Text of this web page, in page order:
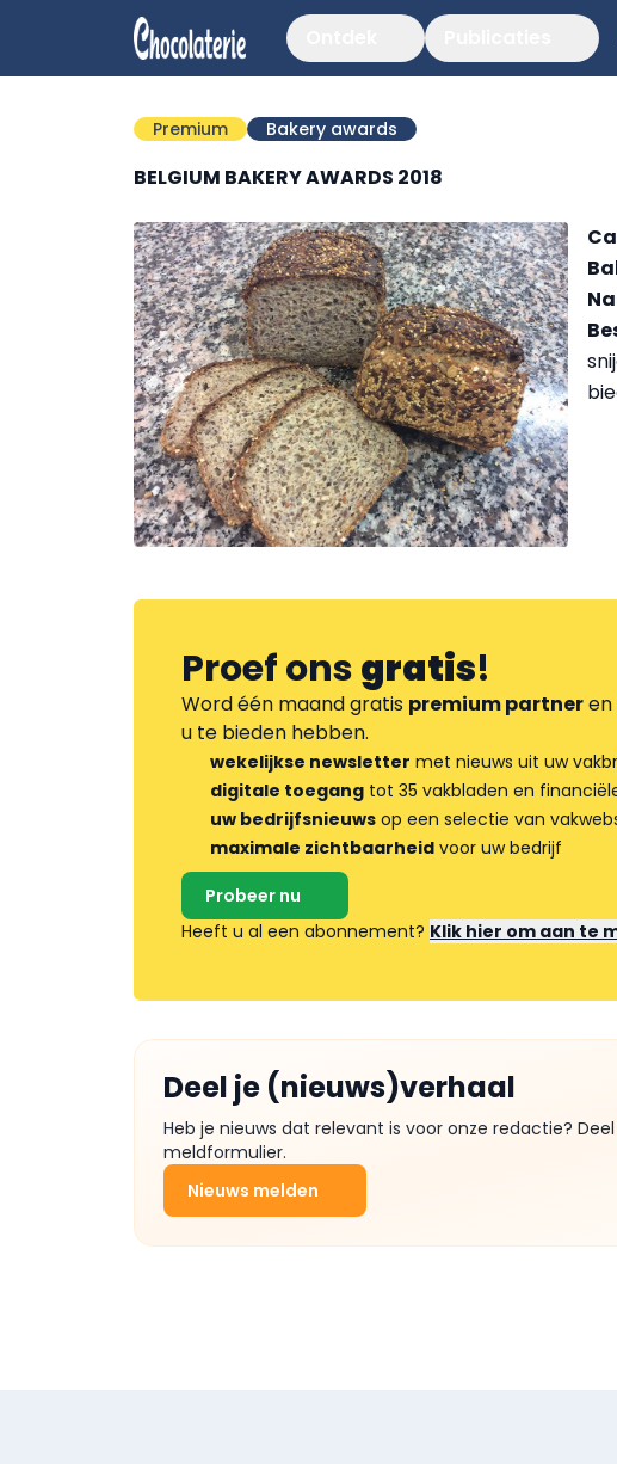
Premium Bakery awards
BELGIUM BAKERY AWARDS 2018
Proef onsgratis!
Word één maand gratis premium partneren
u te bieden hebben.
wekelijkse newsletter met nieuws uit uw
digitale toegang tot 35 vakbladen en
uw bedrijfsnieuws op een selectie van
maximale zichtbaarheid voor uw bedrijf
Probeer nu
Heeft u al een abonnement? Klik hier om aan te
Deel je (nieuws)verhaal
Heb je nieuws dat relevant is voor onze redactie?
meldformulier.
Nieuws melden